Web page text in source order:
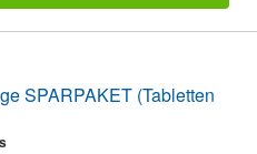
SPARPAKET (Tabletten